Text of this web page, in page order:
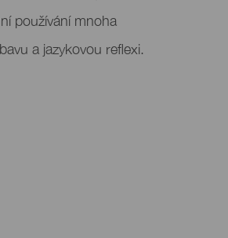
používání mnoha
a jazykovou reflexi.